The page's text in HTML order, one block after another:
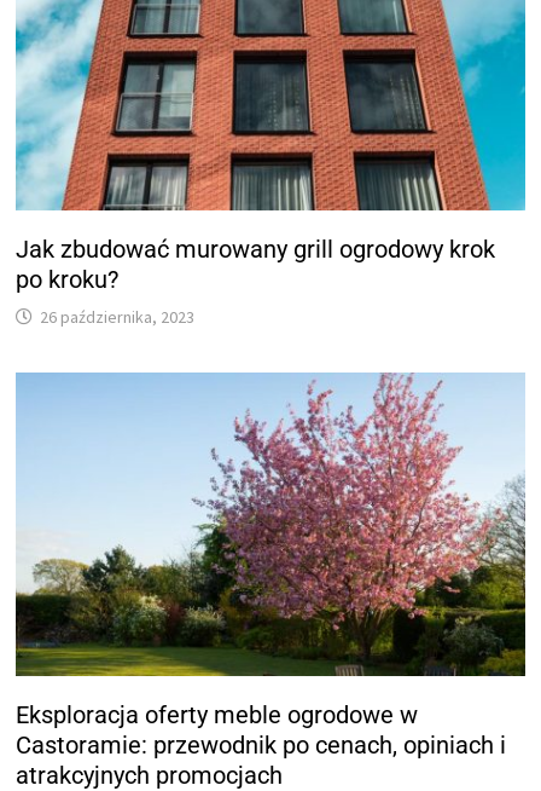
Jak zbudować murowany grill ogrodowy krok
po kroku?
26 października, 2023
Eksploracja oferty meble ogrodowe w
Castoramie: przewodnik po cenach, opiniach i
atrakcyjnych promocjach